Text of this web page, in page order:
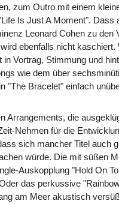
zum Outro mit einem
Is Just A Moment". Dass
Leonard Cohen zu den
ebenfalls nicht kaschiert.
in Vortrag, Stimmung und
wie dem über
"The Bracelet" einfach
Arrangements, die
Nehmen für die
sich mancher Titel auch
würde. Die mit süßen
Auskopplung "Hold On
das perkussive
am Meer akustisch